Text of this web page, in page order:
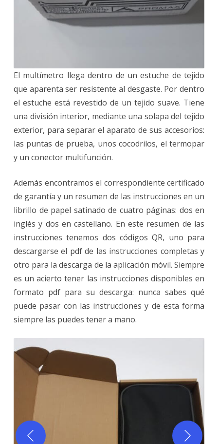
El multímetro llega dentro de un estuche de tejido
que aparenta ser resistente al desgaste. Por dentro
el estuche está revestido de un tejido suave. Tiene
una división interior, mediante una solapa del tejido
exterior, para separar el aparato de sus accesorios:
las puntas de prueba, unos cocodrilos, el termopar
y un conector multifunción.
Además encontramos el correspondiente certificado
de garantía y un resumen de las instrucciones en un
librillo de papel satinado de cuatro páginas: dos en
inglés y dos en castellano. En este resumen de las
instrucciones tenemos dos códigos QR, uno para
descargarse el pdf de las instrucciones completas y
otro para la descarga de la aplicación móvil. Siempre
es un acierto tener las instrucciones disponibles en
formato pdf para su descarga: nunca sabes qué
puede pasar con las instrucciones y de esta forma
siempre las puedes tener a mano.